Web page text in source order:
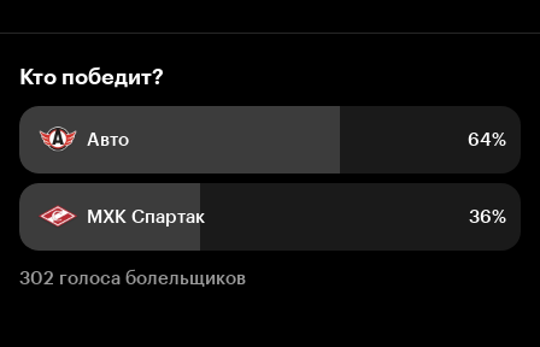
Кто победит?
Авто 64%
МХК Спартак 36%
302 голоса болельщиков